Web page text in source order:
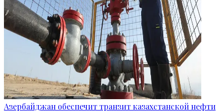
Азербайджан обеспечит транзит казахстанской нефти